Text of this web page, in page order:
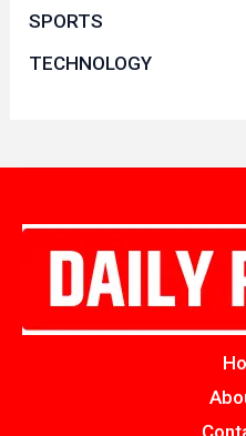
SPORTS
TECHNOLOGY